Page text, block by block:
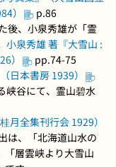
）
p.86
後、小泉秀雄が「霊
小泉秀雄 著『大雪山 :
）
pp.74-75
日本書房 1939）
峡谷にて、霊山碧水
月全集刊行会 1929）
は、「北海道山水の
層雲峡より大雪山